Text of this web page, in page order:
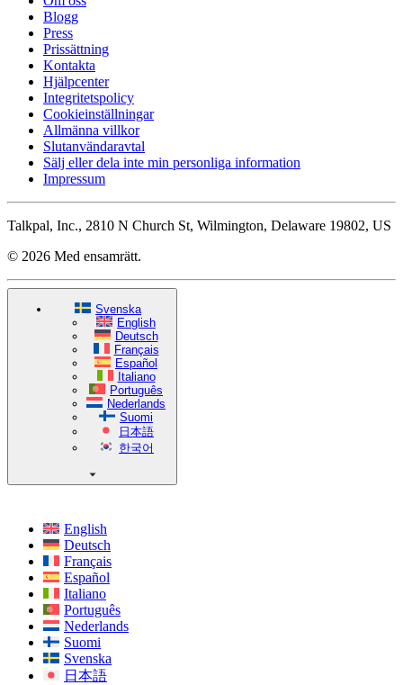
Blogg
Press
Prissättning
Kontakta
Hjälpcenter
Integritetspolicy
Cookieinställningar
Allmänna villkor
Slutanvändaravtal
Sälj eller dela inte min personliga information
Impressum
Talkpal, Inc., 2810 N Church St, Wilmington, Delaware 19802, US
© 2026 Med ensamrätt.
Svenska
English
Deutsch
Français
Español
Italiano
Português
Nederlands
Suomi
日本語
한국어
English
Deutsch
Français
Español
Italiano
Português
Nederlands
Suomi
Svenska
日本語